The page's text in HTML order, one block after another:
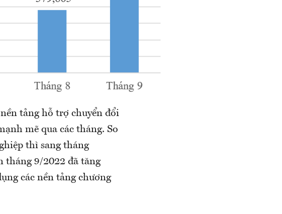
tảng hỗ trợ chuyển đổi
mẽ qua các tháng. So
thì sang tháng
tháng 9/2022 đã tăng
các nền tảng chương